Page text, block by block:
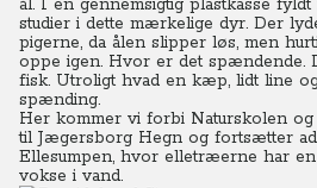
ål. I en gennemsigtig plastkasse
studier i dette mærkelige dyr. Der
pigerne, da ålen slipper løs, men
oppe igen. Hvor er det spændende.
fisk. Utroligt hvad en kæp, lidt line
spænding.
Her kommer vi forbi Naturskolen
til Jægersborg Hegn og fortsætter
Ellesumpen, hvor elletræerne har
vokse i vand.